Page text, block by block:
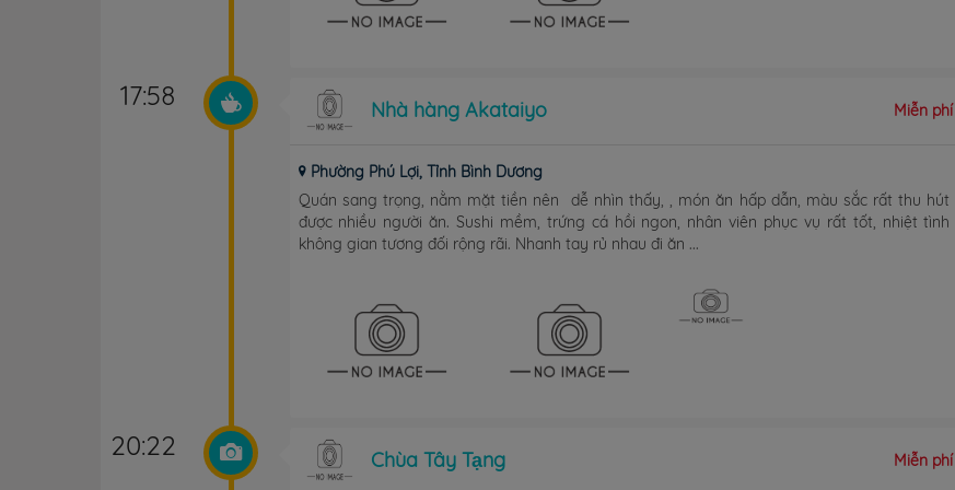
17:58 Nhà hàng Akataiyo Miễn phí
Phường Phú Lợi, Tỉnh Bình Dương
Quán sang trọng, nằm mặt tiền nên dễ nhìn thấy, , món ăn hấp dẫn, màu sắc rất thu hút
được nhiều người ăn. Sushi mềm, trứng cá hồi ngon, nhân viên phục vụ rất tốt, nhiệt tình
không gian tương đối rộng rãi. Nhanh tay rủ nhau đi ăn ...
20:22 Chùa Tây Tạng Miễn phí